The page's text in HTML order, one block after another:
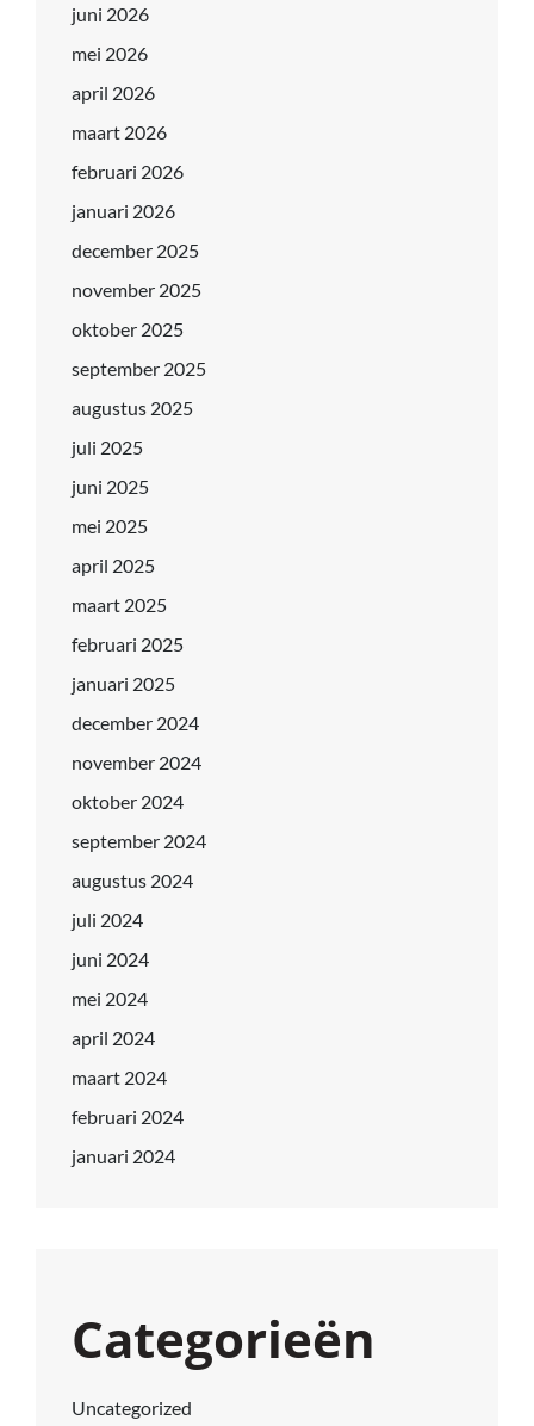
juni 2026
mei 2026
april 2026
maart 2026
februari 2026
januari 2026
december 2025
november 2025
oktober 2025
september 2025
augustus 2025
juli 2025
juni 2025
mei 2025
april 2025
maart 2025
februari 2025
januari 2025
december 2024
november 2024
oktober 2024
september 2024
augustus 2024
juli 2024
juni 2024
mei 2024
april 2024
maart 2024
februari 2024
januari 2024
Categorieën
Uncategorized